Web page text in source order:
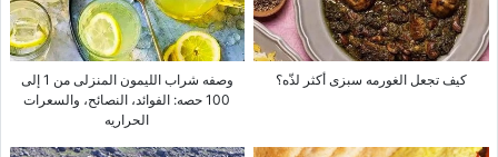
کیف تجعل الغورمه سبزی أکثر لذّه؟
وصفه شراب اللیمون المنزلی من 1 إلى
100 حصه: الفوائد، النصائح، والسعرات
الحراریه